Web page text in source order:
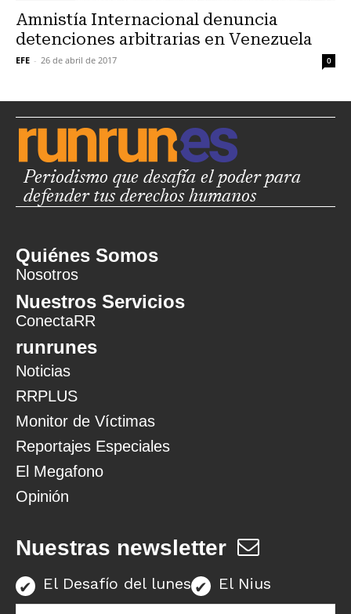
Amnistía Internacional denuncia
detenciones arbitrarias en Venezuela
EFE - 26 de abril de 2017 0
Periodismo que desafía el poder para
defender tus derechos humanos
Quiénes Somos
Nosotros
Nuestros Servicios
ConectaRR
runrunes
Noticias
RRPLUS
Monitor de Víctimas
Reportajes Especiales
El Megafono
Opinión
Nuestras newsletter
El Desafío del lunes El Nius